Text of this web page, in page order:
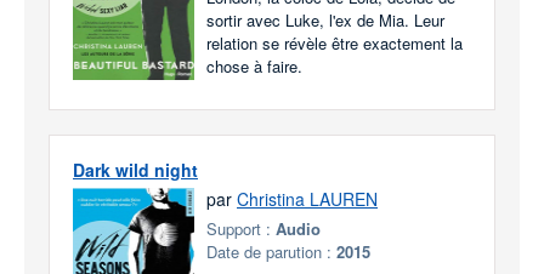
sortir avec Luke, l'ex de Mia. Leur
relation se révèle être exactement la
chose à faire.
Dark wild night
par Christina LAUREN
Support : Audio
Date de parution : 2015